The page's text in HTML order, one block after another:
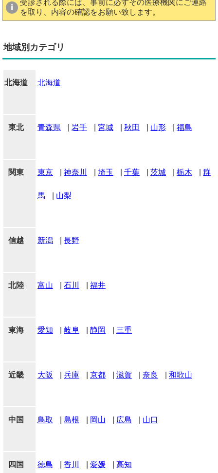
受診される際には、事前に必ずその医療機関にご連絡
を取り、内容の確認をお願い致します。
地域別カテゴリ
北海道 北海道
東北 青森県 岩手 宮城 秋田 山形 福島
関東 東京 神奈川 埼玉 千葉 茨城 栃木 群
馬 山梨
信越 新潟 長野
北陸 富山 石川 福井
東海 愛知 岐阜 静岡 三重
近畿 大阪 兵庫 京都 滋賀 奈良 和歌山
中国 鳥取 島根 岡山 広島 山口
四国 徳島 香川 愛媛 高知